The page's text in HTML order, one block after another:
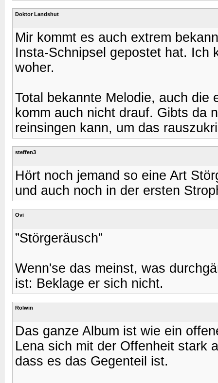
Doktor Landshut
Mir kommt es auch extrem
Insta-Schnipsel gepostet hat. Ich
woher.
Total bekannte Melodie, auch die
komm auch nicht drauf. Gibts da
reinsingen kann, um das
steffen3
Hört noch jemand so eine Art
und auch noch in der ersten
Ovi
”Störgeräusch”
Wenn'se das meinst, was
ist: Beklage er sich nicht.
Rolwin
Das ganze Album ist wie ein
Lena sich mit der Offenheit stark
dass es das Gegenteil ist.